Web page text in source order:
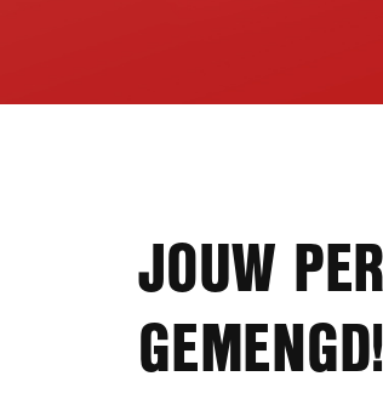
JOUW
GEMENGD!